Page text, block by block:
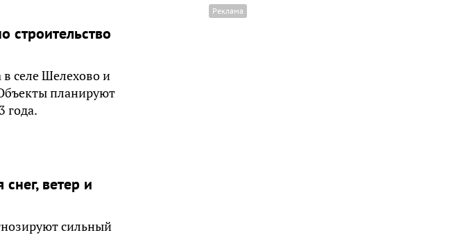
строительство
в селе Шелехово и
планируют
года.
ветер и
сильный